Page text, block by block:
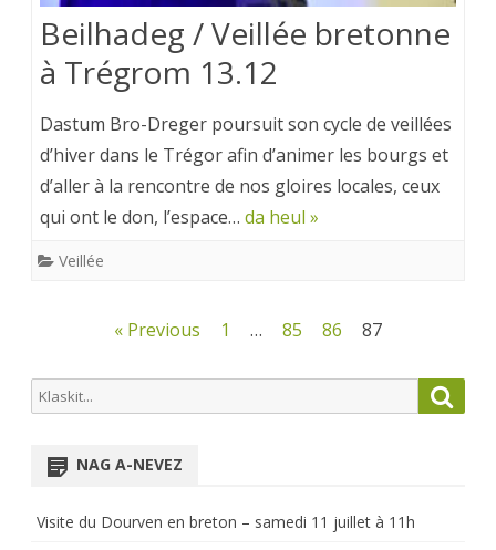
Beilhadeg / Veillée bretonne
à Trégrom 13.12
Dastum Bro-Dreger poursuit son cycle de veillées
d’hiver dans le Trégor afin d’animer les bourgs et
d’aller à la rencontre de nos gloires locales, ceux
qui ont le don, l’espace… da heul »
Veillée
Pagination
publications
« Previous 1 … 85 86 87
Search
for:
NAG A-NEVEZ
Visite du Dourven en breton – samedi 11 juillet à 11h